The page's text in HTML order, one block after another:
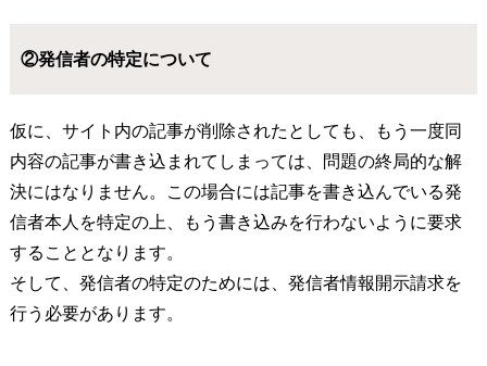
②発信者の特定について
仮に、サイト内の記事が削除されたとしても、もう一度同
内容の記事が書き込まれてしまっては、問題の終局的な解
決にはなりません。この場合には記事を書き込んでいる発
信者本人を特定の上、もう書き込みを行わないように要求
することとなります。
そして、発信者の特定のためには、発信者情報開示請求を
行う必要があります。